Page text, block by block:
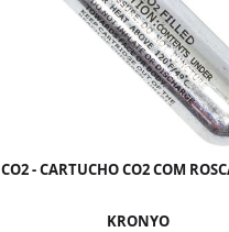
CO2 - CARTUCHO CO2 COM
KRONYO